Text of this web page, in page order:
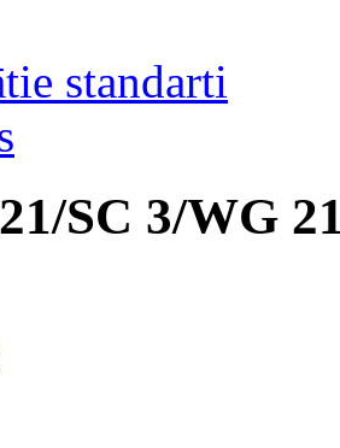
standarti
SC 3/WG